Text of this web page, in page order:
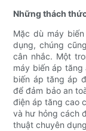
Những thách
Mặc dù máy
dụng, chúng
cân nhắc. Một
máy biến áp tăng
biến áp tăng áp
để đảm bảo an
điện áp tăng cao
và hư hỏng cách
thuật chuyên